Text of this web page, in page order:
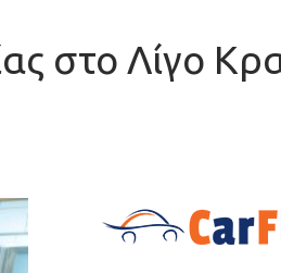
στο Λίγο